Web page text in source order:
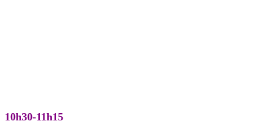
10h30-11h15